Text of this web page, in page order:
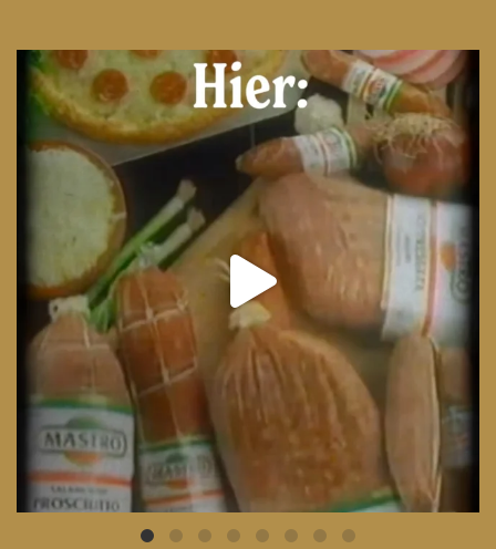
From wood-paneled basements to candlelit condo...
8 0